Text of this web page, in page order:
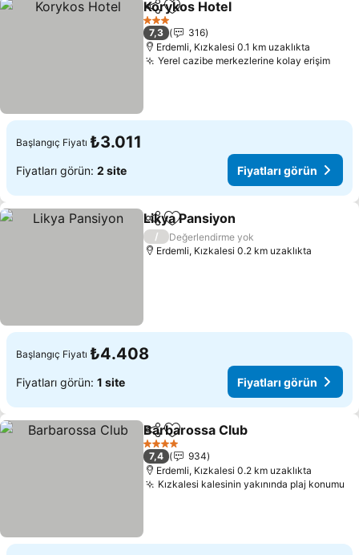
PaylaşFavorilerime ekle
Korykos Hotel
3 Yıldız
7,3
316
Erdemli, Kızkalesi 0.1 km uzaklıkta
Yerel cazibe merkezlerine kolay erişim
Başlangıç Fiyatı ₺3.011
Fiyatları görün: 2 site Fiyatları görün
PaylaşFavorilerime ekle
Likya Pansiyon
/
Değerlendirme yok
Erdemli, Kızkalesi 0.2 km uzaklıkta
Başlangıç Fiyatı ₺4.408
Fiyatları görün: 1 site Fiyatları görün
PaylaşFavorilerime ekle
Barbarossa Club
4 Yıldız
7,4
934
Erdemli, Kızkalesi 0.2 km uzaklıkta
Kızkalesi kalesinin yakınında plaj konumu